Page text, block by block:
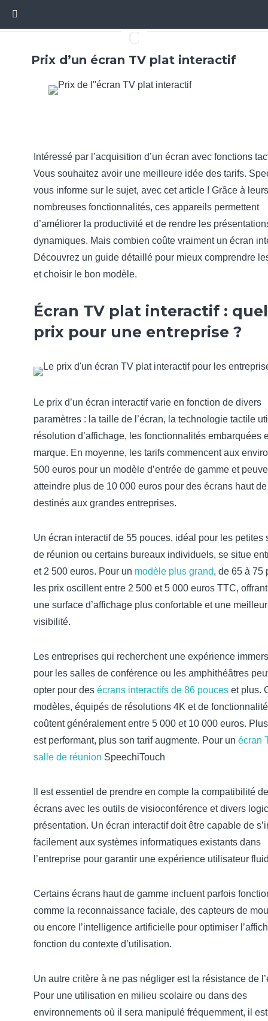
Prix d’un écran TV plat interactif
Intéressé par l’acquisition d’un écran avec fonctions
Vous souhaitez avoir une meilleure idée des tarifs.
vous informe sur le sujet, avec cet article ! Grâce à leurs
nombreuses fonctionnalités, ces appareils permettent
d’améliorer la productivité et de rendre les
dynamiques. Mais combien coûte vraiment un écran
Découvrez un guide détaillé pour mieux comprendre
et choisir le bon modèle.
Écran TV plat interactif : quel
prix pour une entreprise ?
Le prix d’un écran interactif varie en fonction de divers
paramètres : la taille de l’écran, la technologie tactile
résolution d’affichage, les fonctionnalités embarquées
marque. En moyenne, les tarifs commencent aux
500 euros pour un modèle d’entrée de gamme et
atteindre plus de 10 000 euros pour des écrans haut
destinés aux grandes entreprises.
Un écran interactif de 55 pouces, idéal pour les petites
de réunion ou certains bureaux individuels, se situe
et 2 500 euros. Pour un modèle plus grand, de 65 à 75
les prix oscillent entre 2 500 et 5 000 euros TTC,
une surface d’affichage plus confortable et une
visibilité.
Les entreprises qui recherchent une expérience
pour les salles de conférence ou les amphithéâtres
opter pour des écrans interactifs de 86 pouces et plus.
modèles, équipés de résolutions 4K et de
coûtent généralement entre 5 000 et 10 000 euros. Plus
est performant, plus son tarif augmente. Pour un écran
salle de réunion SpeechiTouch
Il est essentiel de prendre en compte la compatibilité
écrans avec les outils de visioconférence et divers
présentation. Un écran interactif doit être capable de
facilement aux systèmes informatiques existants dans
l’entreprise pour garantir une expérience utilisateur
Certains écrans haut de gamme incluent parfois
comme la reconnaissance faciale, des capteurs de
ou encore l’intelligence artificielle pour optimiser
fonction du contexte d’utilisation.
Un autre critère à ne pas négliger est la résistance de
Pour une utilisation en milieu scolaire ou dans des
environnements où il sera manipulé fréquemment, il est